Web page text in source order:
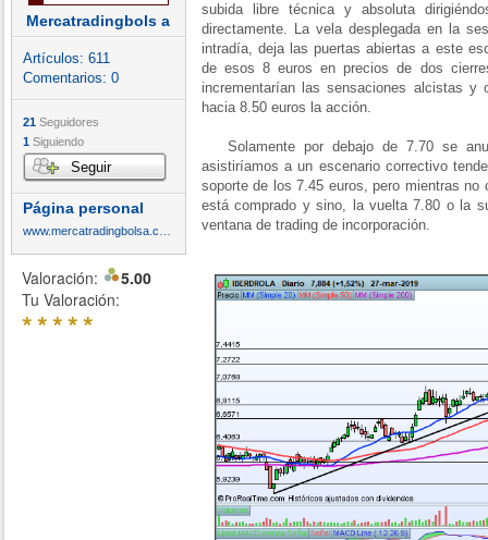
Mercatradingbols a
Artículos: 611
Comentarios: 0
21 Seguidores
1 Siguiendo
Seguir
Página personal
Valoración:
5.00
Tu Valoración:
*****
subida libre técnica y absoluta
directamente. La vela desplegada en la
intradía, deja las puertas abiertas a este
de esos 8 euros en precios de dos
incrementarían las sensaciones alcistas y
hacia 8.50 euros la acción.
Solamente por debajo de 7.70 se
asistiríamos a un escenario correctivo
soporte de los 7.45 euros, pero mientras
está comprado y sino, la vuelta 7.80 o la
ventana de trading de incorporación.